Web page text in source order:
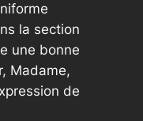
la section
une bonne
Madame,
de